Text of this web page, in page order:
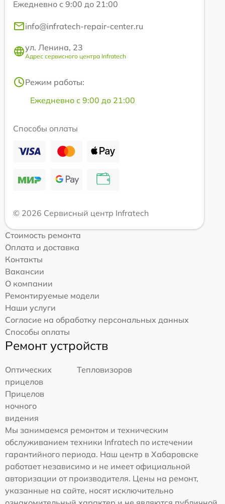
Ежедневно с 9:00 до 21:00
info@infratech-repair-center.ru
ул. Ленина, 23
Адрес сервисного центра Infratech
Режим работы:
Ежедневно с 9:00 до 21:00
Способы оплаты
© 2026 Сервисный центр Infratech
Стоимость ремонта
Оплата и доставка
Контакты
Вакансии
О компании
Ремонтируемые модели
Наши услуги
Согласие на обработку персональных данных
Способы оплаты
Ремонт устройств
Оптических
прицелов
Тепловизоров
Прицелов
ночного
видения
Мы занимаемся ремонтом и техническим
обслуживанием техники Infratech по истечении
гарантийного периода. Наш центр в Хабаровске
работает независимо и не имеет официальной
авторизации от производителя. Цены на ремонт,
указанные на сайте, носят исключительно